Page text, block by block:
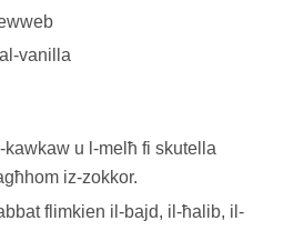
vanilla
u l-melħ fi skutella
iz-zokkor.
flimkien il-bajd, il-ħalib, il-